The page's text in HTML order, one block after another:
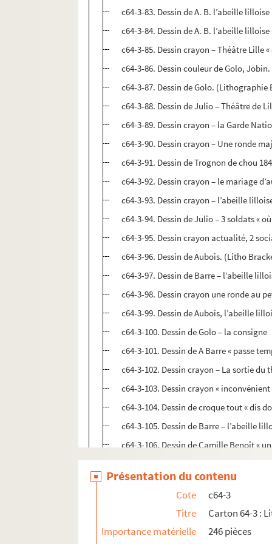
c64-3-83. Dessin de A. B. l’abeille lilloise
c64-3-84. Dessin de A. B. l’abeille
c64-3-85. Dessin crayon – Théâtre Lille
c64-3-86. Dessin couleur de Golo,
c64-3-87. Dessin de Golo.
c64-3-88. Dessin de Julio – Théâtre de
c64-3-89. Dessin crayon – la Garde
c64-3-90. Dessin crayon – Une ronde
c64-3-91. Dessin de Trognon de chou
c64-3-92. Dessin crayon – le mariage
c64-3-93. Dessin crayon – l’abeille
c64-3-94. Dessin de Julio – 3 soldats «
c64-3-95. Dessin crayon actualité, 2
c64-3-96. Dessin de Aubois. (Litho
c64-3-97. Dessin de Barre – l’abeille
c64-3-98. Dessin crayon une ronde au
c64-3-99. Dessin de Aubois, l’abeille
c64-3-100. Dessin de Golo – la consigne
c64-3-101. Dessin de A Barre « passe
c64-3-102. Dessin crayon – La sortie
c64-3-103. Dessin crayon «
c64-3-104. Dessin de croque tout « dis
c64-3-105. Dessin de Barre – l’abeille
c64-3-106. Dessin de Camille Benoît «
c64-3-107. Dessin de Croque tout «
c64-3-108. Dessin couleur de Camille
c64-3-109. Dessin de Julio « funérailles
c64-3-110. Dessin de Croque tout «
c64-3-111. Dessin de Julio chemin de
Présentation du contenu
Cote
c64-3
Titre
Carton 64-3 :
Importance matérielle
246 pièces